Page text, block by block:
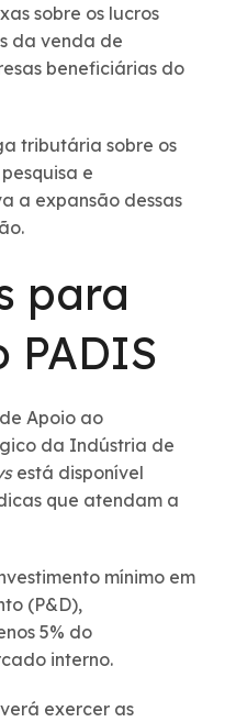
sobre os lucros
da venda de
beneficiárias do
tributária sobre os
e
a expansão dessas
para
PADIS
Apoio ao
da Indústria de
está disponível
que atendam a
mínimo em
(P&D),
5% do
interno.
exercer as